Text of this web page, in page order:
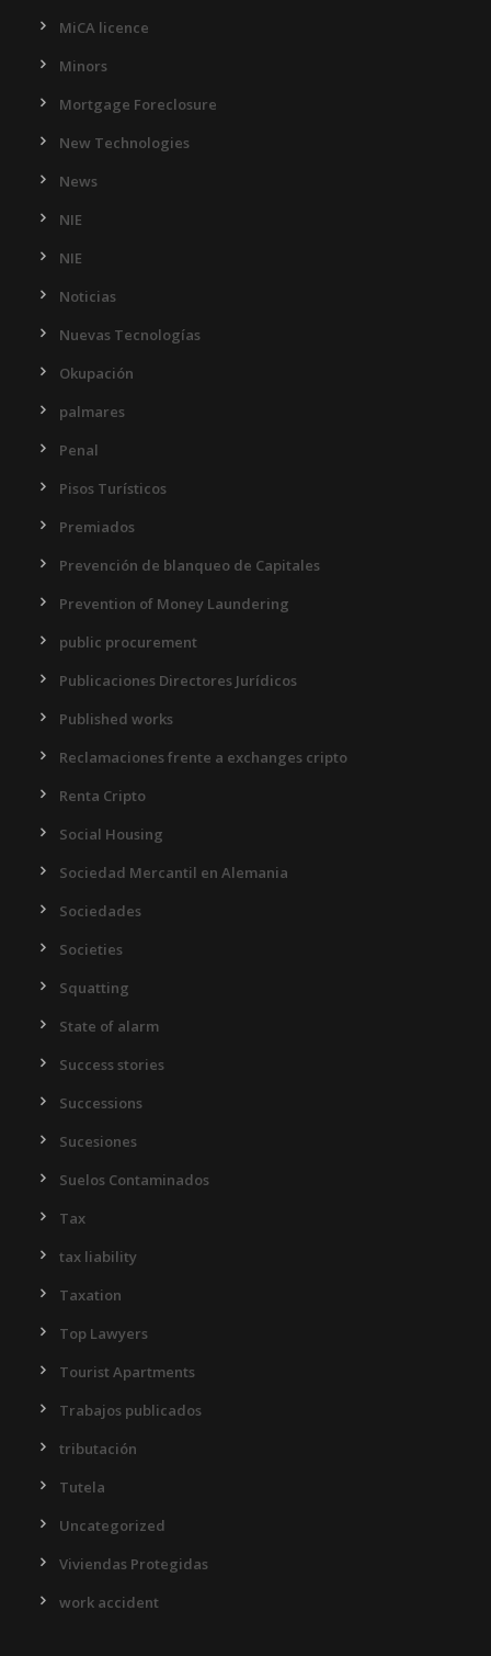
MiCA licence
Minors
Mortgage Foreclosure
New Technologies
News
NIE
NIE
Noticias
Nuevas Tecnologías
Okupación
palmares
Penal
Pisos Turísticos
Premiados
Prevención de blanqueo de Capitales
Prevention of Money Laundering
public procurement
Publicaciones Directores Jurídicos
Published works
Reclamaciones frente a exchanges cripto
Renta Cripto
Social Housing
Sociedad Mercantil en Alemania
Sociedades
Societies
Squatting
State of alarm
Success stories
Successions
Sucesiones
Suelos Contaminados
Tax
tax liability
Taxation
Top Lawyers
Tourist Apartments
Trabajos publicados
tributación
Tutela
Uncategorized
Viviendas Protegidas
work accident